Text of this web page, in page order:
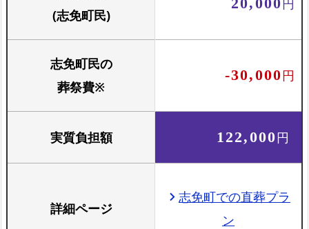
(志免町民)
20,000円
志免町民の
葬祭費※
-30,000円
実質負担額 122,000円
詳細ページ
chevron_right志免町での直葬プラ
ン